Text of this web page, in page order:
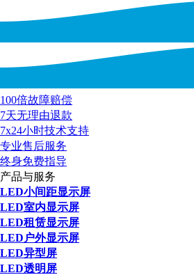
100倍故障赔偿
7天无理由退款
7x24小时技术支持
专业售后服务
终身免费指导
产品与服务
LED小间距显示屏
LED室内显示屏
LED租赁显示屏
LED户外显示屏
LED异型屏
LED透明屏